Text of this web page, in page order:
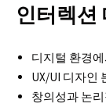
인터렉션
디지털 환경
UX/UI 디자인
창의성과 논